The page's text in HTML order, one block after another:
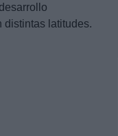
distintas latitudes.